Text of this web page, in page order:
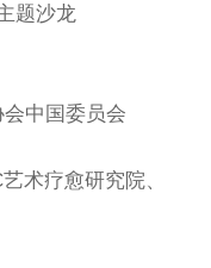
题沙龙
中国委员会
术疗愈研究院、